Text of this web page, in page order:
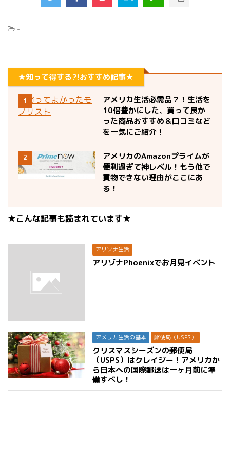
-
★知って得する?!おすすめ記事★
1
アメリカ生活必需品？！生活を
10倍豊かにした、買って良か
った商品おすすめ＆口コミなど
を一気にご紹介！
2
アメリカのAmazonプライムが
便利過ぎて神レベル！もう他で
買物できない理由がここにあ
る！
★こんな記事も読まれています★
アリゾナ生活
アリゾナPhoenixでお月見イベント
アメリカ生活の基本 郵便局（USPS）
クリスマスシーズンの郵便局
（USPS）はクレイジー！アメリカか
ら日本への国際郵送は一ヶ月前に準
備すべし！